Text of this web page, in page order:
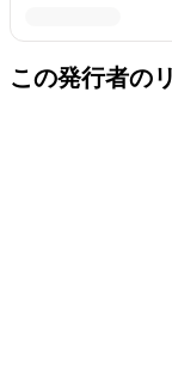
この発行者の